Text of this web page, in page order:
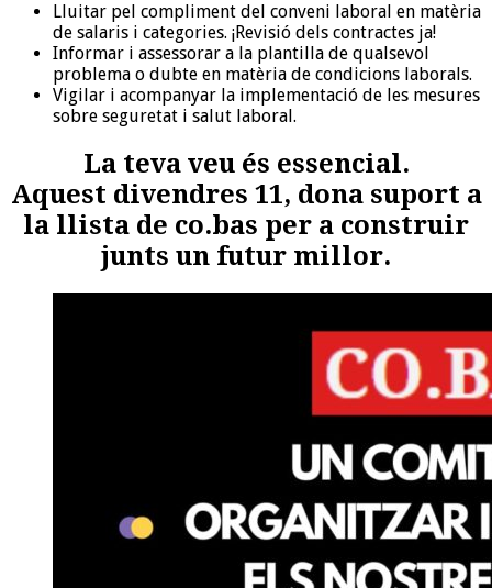
Lluitar pel compliment del conveni laboral en matèria
de salaris i categories. ¡Revisió dels contractes ja!
Informar i assessorar a la plantilla de qualsevol
problema o dubte en matèria de condicions laborals.
Vigilar i acompanyar la implementació de les mesures
sobre seguretat i salut laboral.
La teva veu és essencial.
Aquest divendres 11, dona suport a
la llista de co.bas per a construir
junts un futur millor.